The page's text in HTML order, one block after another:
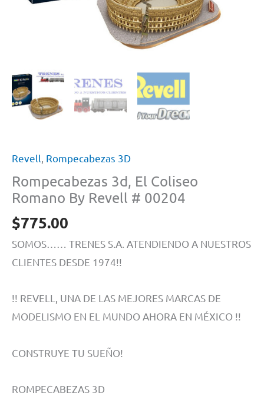
Revell Rompecabezas 3D
Rompecabezas 3d, El Coliseo
Romano By Revell # 00204
$775.00
SOMOS…… TRENES S.A. ATENDIENDO A NUESTROS
CLIENTES DESDE 1974!!
!! REVELL, UNA DE LAS MEJORES MARCAS DE
MODELISMO EN EL MUNDO AHORA EN MÉXICO !!
CONSTRUYE TU SUEÑO!
ROMPECABEZAS 3D